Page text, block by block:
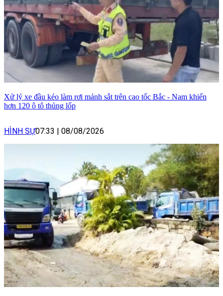
Xử lý xe đầu kéo làm rơi mảnh sắt trên cao tốc Bắc - Nam khiến
hơn 120 ô tô thủng lốp
HÌNH SỰ07:33 | 08/08/2026